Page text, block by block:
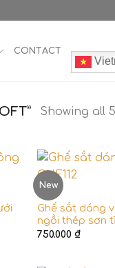
CONTACT
Showing all
New
GHẾ
Ghế sắt dáng
ngồi thép sơn
750.000₫